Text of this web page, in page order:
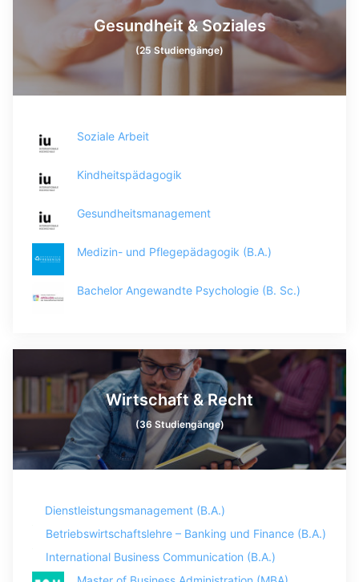
Gesundheit & Soziales
(25 Studiengänge)
Soziale Arbeit
Kindheitspädagogik
Gesundheitsmanagement
Medizin- und Pflegepädagogik (B.A.)
Bachelor Angewandte Psychologie (B. Sc.)
Wirtschaft & Recht
(36 Studiengänge)
Dienstleistungsmanagement (B.A.)
Betriebswirtschaftslehre – Banking und Finance (B.A.)
International Business Communication (B.A.)